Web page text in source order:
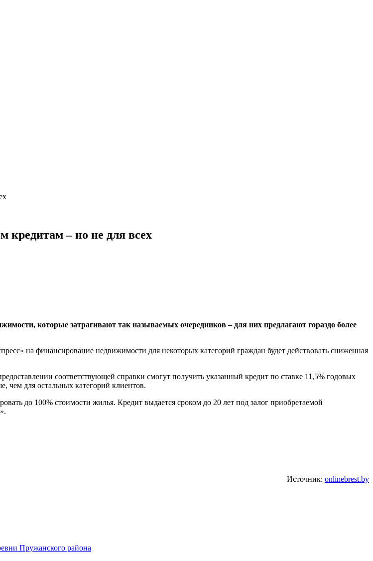
кредитам – но не для всех
которые затрагивают так называемых очередников – для них предлагают гораздо более
на финансирование недвижимости для некоторых категорий граждан будет действовать сниженная
соответствующей справки смогут получить указанный кредит по ставке 11,5% годовых
чем для остальных категорий клиентов.
до 100% стоимости жилья. Кредит выдается сроком до 20 лет под залог приобретаемой
Источник: onlinebrest.by
Пружанского района